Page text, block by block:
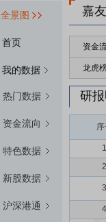
全景图
首页
我的数据
热门数据
资金流向
特色数据
新股数据
沪深港通
嘉
资金
龙虎
研
1
2
3
4